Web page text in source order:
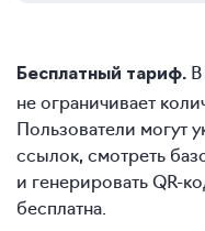
Бесплатный тариф.
не ограничивает
Пользователи могут
ссылок, смотреть
и генерировать QR-
бесплатна.